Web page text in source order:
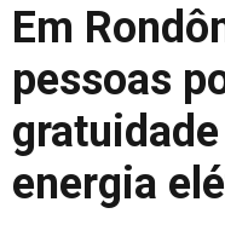
Em
pessoas
energia